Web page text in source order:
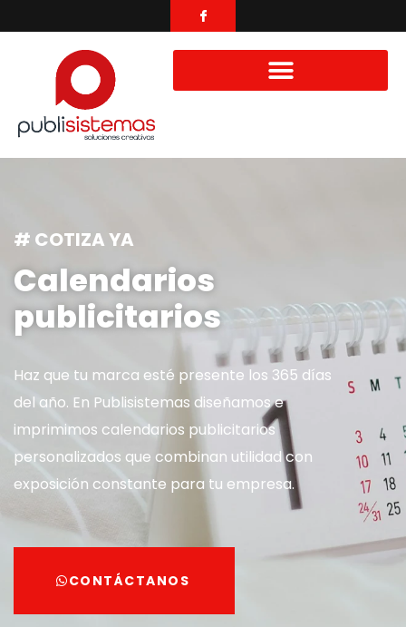
# COTIZA YA
Calendarios
publicitarios
Haz que tu marca esté presente los 365 días
del año. En Publisistemas diseñamos e
imprimimos calendarios publicitarios
personalizados que combinan utilidad con
exposición constante para tu empresa.
CONTÁCTANOS